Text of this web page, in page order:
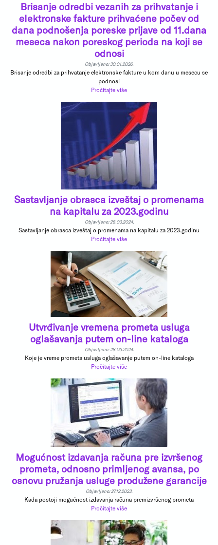
Brisanje odredbi vezanih za prihvatanje i
elektronske fakture prihvaćene počev od
dana podnošenja poreske prijave od 11.dana
meseca nakon poreskog perioda na koji se
odnosi
Objavljeno: 30.01.2026.
Brisanje odredbi za prihvatanje elektronske fakture u kom danu u mesecu se
podnosi
Pročitajte više
Sastavljanje obrasca izveštaj o promenama
na kapitalu za 2023.godinu
Objavljeno: 28.03.2024.
Sastavljanje obrasca izveštaj o promenama na kapitalu za 2023.godinu
Pročitajte više
Utvrđivanje vremena prometa usluga
oglašavanja putem on-line kataloga
Objavljeno: 28.03.2024.
Koje je vreme prometa usluga oglašavanje putem on-line kataloga
Pročitajte više
Mogućnost izdavanja računa pre izvršenog
prometa, odnosno primljenog avansa, po
osnovu pružanja usluge produžene garancije
Objavljeno: 27.12.2023.
Kada postoji mogućnost izdavanja računa premizvršenog prometa
Pročitajte više